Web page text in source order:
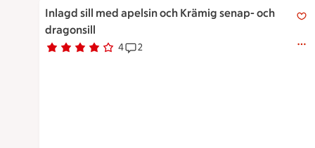
Inlagd sill med apelsin och Krämig senap- och
dragonsill
Betyg 4 av 5.
4
4 personer har röstatReceptet har 2 kommentarer
2
Inlagd sill med apelsin och Krämig senap- och